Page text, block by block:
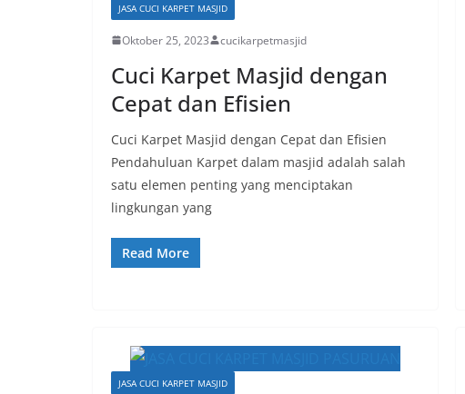
JASA CUCI KARPET MASJID
Oktober 25, 2023 cucikarpetmasjid
Cuci Karpet Masjid dengan
Cepat dan Efisien
Cuci Karpet Masjid dengan Cepat dan Efisien
Pendahuluan Karpet dalam masjid adalah salah
satu elemen penting yang menciptakan
lingkungan yang
Read More
JASA CUCI KARPET MASJID